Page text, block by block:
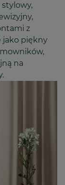
z
jako piękny
na